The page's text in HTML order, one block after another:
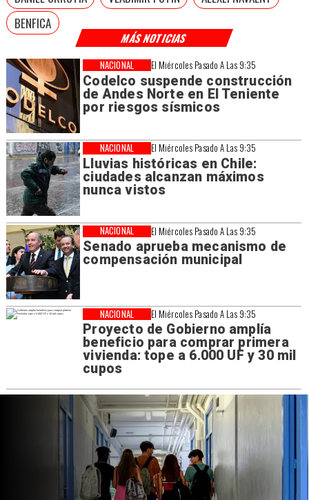
MÁS NOTICIAS
El Miércoles Pasado A Las 9:35
Codelco suspende construcción
de Andes Norte en El Teniente
por riesgos sísmicos
NACIONAL
El Miércoles Pasado A Las 9:35
Lluvias históricas en Chile:
ciudades alcanzan máximos
nunca vistos
NACIONAL
El Miércoles Pasado A Las 9:35
Senado aprueba mecanismo de
compensación municipal
NACIONAL
El Miércoles Pasado A Las 9:35
Proyecto de Gobierno amplía
beneficio para comprar primera
vivienda: tope a 6.000 UF y 30 mil
cupos
NACIONAL
BENFICA